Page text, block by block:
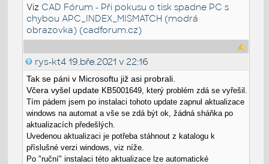
Viz CAD Fórum - Při pokusu o tisk spadne PC s
chybou APC_INDEX_MISMATCH (modrá
obrazovka) (cadforum.cz)
rys-kt4 19.bře.2021 v 22:16
Tak se páni v Microsoftu již asi probrali.
Včera vyšel update KB5001649, který problém zdá se vyřešil.
Tím pádem jsem po instalaci tohoto update zapnul aktualizace
windows na automat a vše se zdá být ok, žádná sháňka po
aktualizacích předešlých.
Uvedenou aktualizaci je potřeba stáhnout z katalogu k
příslušné verzi windows, viz níže.
Po "ruční" instalaci této aktualizace lze automatické